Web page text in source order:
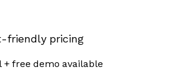
friendly pricing
+ free demo available